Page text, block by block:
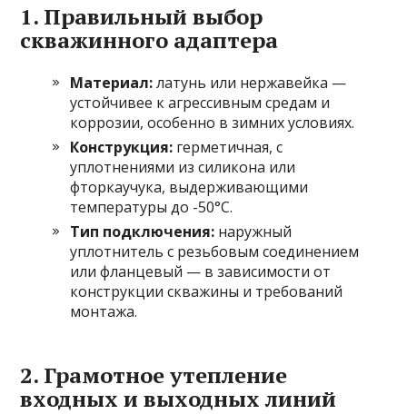
1. Правильный выбор
скважинного адаптера
Материал:латунь или нержавейка —
устойчивее к агрессивным средам и
коррозии, особенно в зимних условиях.
Конструкция: герметичная, с
уплотнениями из силикона или
фторкаучука, выдерживающими
температуры до -50°C.
Тип подключения: наружный
уплотнитель с резьбовым соединением
или фланцевый — в зависимости от
конструкции скважины и требований
монтажа.
2. Грамотное утепление
входных и выходных линий